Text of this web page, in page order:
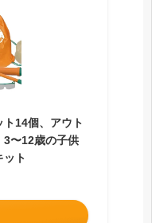
14個、アウト
3〜12歳の子供
ット